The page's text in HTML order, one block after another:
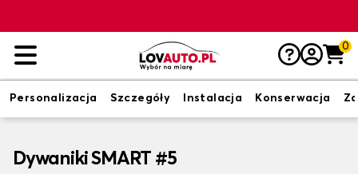
0
Personalizacja Szczegóły Instalacja Konserwacja
Dywaniki SMART #5